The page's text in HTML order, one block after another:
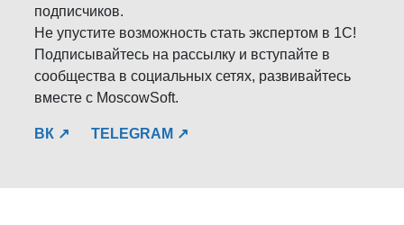
подписчиков.
Не упустите возможность стать экспертом в 1С!
Подписывайтесь на рассылку и вступайте в
сообщества в социальных сетях, развивайтесь
вместе с MoscowSoft.
ВК ↗ TELEGRAM ↗